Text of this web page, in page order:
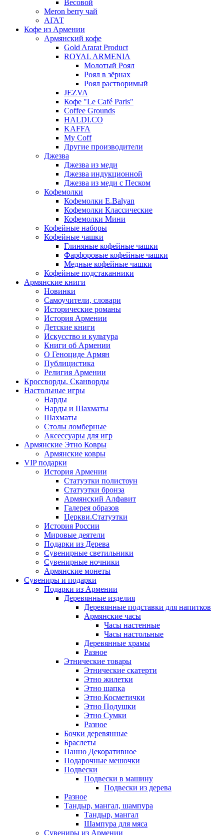
Весовой
Meron berry чай
АГАТ
Кофе из Армении
Армянский кофе
Gold Ararat Product
ROYAL ARMENIA
Молотый Роял
Роял в зёрнах
Роял растворимый
JEZVA
Кофе "Le Café Paris"
Coffee Grounds
HALDI.CO
KAFFA
My Coff
Другие производители
Джезва
Джезва из меди
Джезва индукционной
Джезва из меди с Песком
Кофемолки
Кофемолки E.Balyan
Кофемолки Классические
Кофемолки Мини
Кофейные наборы
Кофейные чашки
Глиняные кофейные чашки
Фарфоровые кофейные чашки
Медные кофейные чашки
Кофейные подстаканники
Армянские книги
Новинки
Самоучители, словари
Исторические романы
История Армении
Детские книги
Иcкусство и культура
Книги об Армении
О Геноциде Армян
Публицистика
Религия Армении
Кроссворды. Сканворды
Настольные игры
Нарды
Нарды и Шахматы
Шахматы
Столы ломберные
Аксессуары для игр
Армянские Этно Ковры
Армянские ковры
VIP подарки
История Армении
Статуэтки полистоун
Статуэтки бронза
Армянский Алфавит
Галерея образов
Церкви.Статуэтки
История России
Мировые деятели
Подарки из Дерева
Сувенирные светильники
Сувенирные ночники
Армянские монеты
Сувениры и подарки
Подарки из Армении
Деревянные изделия
Деревянные подставки для напитков
Армянские часы
Часы настенные
Часы настольные
Деревянные храмы
Разное
Этнические товары
Этнические скатерти
Этно жилетки
Этно шапка
Этно Косметички
Этно Подушки
Этно Сумки
Разное
Бочки деревянные
Браслеты
Панно Декоративное
Подарочные мешочки
Подвески
Подвески в машину
Подвески из дерева
Разное
Тандыр, мангал, шампура
Тандыр, мангал
Шампура для мяса
Сувениры из Армении